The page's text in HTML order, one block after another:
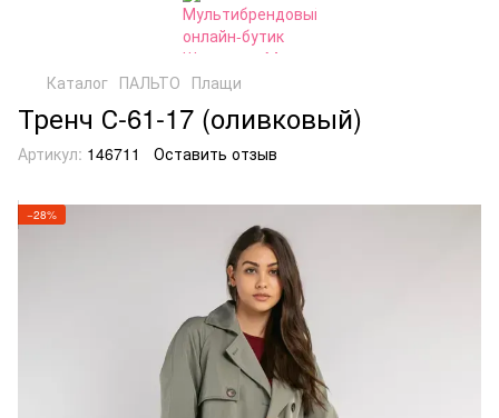
Каталог ПАЛЬТО Плащи
Тренч С-61-17 (оливковый)
Артикул: 146711 Оставить отзыв
−28%